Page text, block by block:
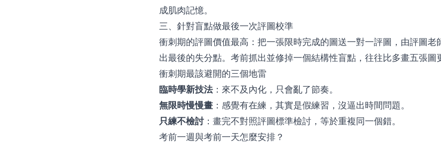
成肌肉記憶。
三、針對盲點做最後一次評圖校準
衝刺期的評圖價值最高：把一張限時完成的圖送一對一評圖 ，由評圖老
出最後的失分點。考前抓出並修掉一個結構性盲點，往往比多畫五張圖
衝刺期最該避開的三個地雷
臨時學新技法：來不及內化，只會亂了節奏。
無限時慢慢畫 ：感覺有在練，其實是假練習，沒逼出時間問題。
只練不檢討：畫完不對照評圖標準檢討，等於重複同一個錯。
考前一週與考前一天怎麼安排？